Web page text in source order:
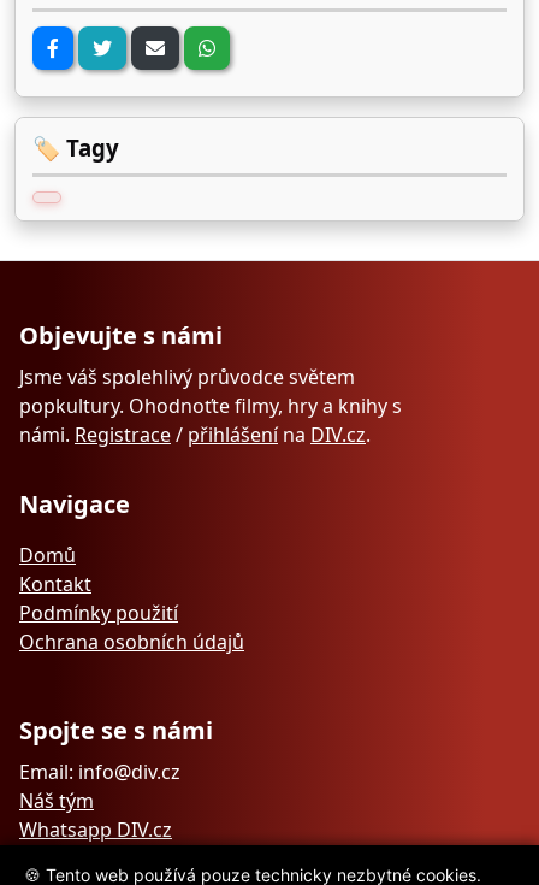
🏷️ Tagy
Objevujte s námi
Jsme váš spolehlivý průvodce světem
popkultury. Ohodnoťte filmy, hry a knihy s
námi. Registrace/ přihlášenína DIV.cz.
Navigace
Domů
Kontakt
Podmínky použití
Ochrana osobních údajů
Spojte se s námi
Email: info@div.cz
Náš tým
Whatsapp DIV.cz
🍪 Tento web používá pouze technicky nezbytné cookies.